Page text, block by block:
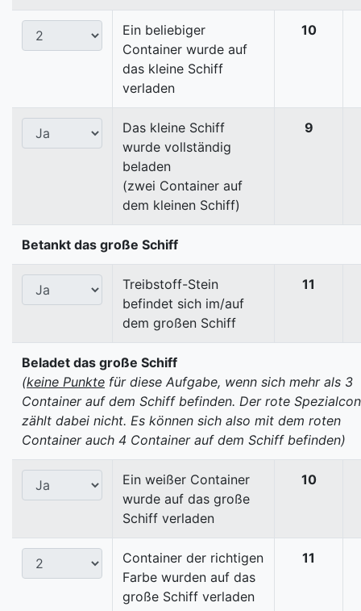
Ein beliebiger
Container wurde auf
das kleine Schiff
verladen
10
Das kleine Schiff
wurde vollständig
beladen
(zwei Container auf
dem kleinen Schiff)
9
Betankt das große Schiff
Treibstoff-Stein
befindet sich im/auf
dem großen Schiff
11
Beladet das große Schiff
(keine Punkte für diese Aufgabe, wenn sich mehr als 3
Container auf dem Schiff befinden. Der rote
zählt dabei nicht. Es können sich also mit dem roten
Container auch 4 Container auf dem Schiff befinden)
Ein weißer Container
wurde auf das große
Schiff verladen
10
Container der richtigen
Farbe wurden auf das
große Schiff verladen
11